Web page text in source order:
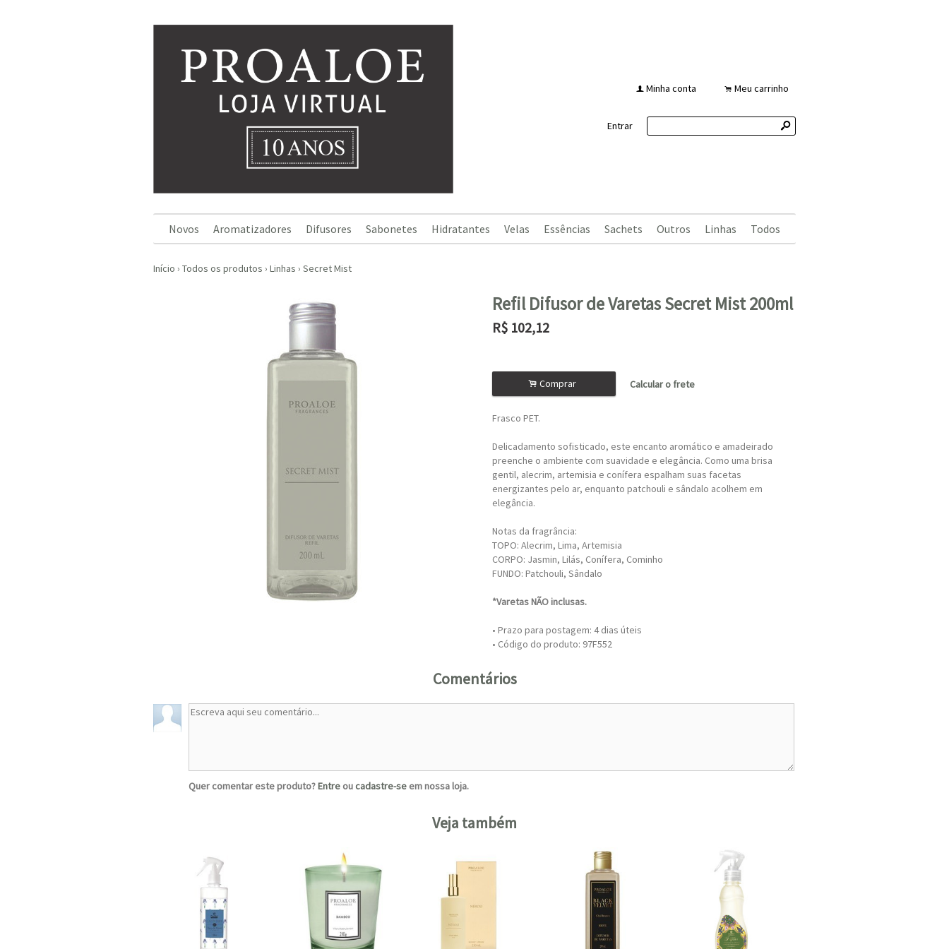
f Minha conta . Meu carrinho
Entrar s
Novos Aromatizadores Difusores Sabonetes Hidratantes Velas Essências Sachets Outros Linhas Todos
Início › Todos os produtos › Linhas › Secret Mist
Refil Difusor de Varetas Secret Mist 200ml
R$ 102,12
. Comprar Calcular o frete
Frasco PET.
Delicadamento sofisticado, este encanto aromático e amadeirado
preenche o ambiente com suavidade e elegância. Como uma brisa
gentil, alecrim, artemisia e conífera espalham suas facetas
energizantes pelo ar, enquanto patchouli e sândalo acolhem em
elegância.
Notas da fragrância:
TOPO: Alecrim, Lima, Artemisia
CORPO: Jasmin, Lilás, Conífera, Cominho
FUNDO: Patchouli, Sândalo
*Varetas NÃO inclusas.
• Prazo para postagem: 4 dias úteis
• Código do produto: 97F552
Comentários
Quer comentar este produto?Entre oucadastre-se em nossa loja.
Veja também